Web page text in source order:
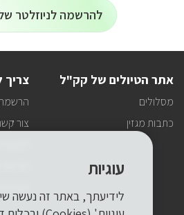
להרשמה לניוזלטר
על
כל
ופעילויות
אתר הטיולים של קק"ל
מסלולים
כתבות מגזין
הרשמה
צור
עוגיות
לידיעתך, באתר זה נעשה